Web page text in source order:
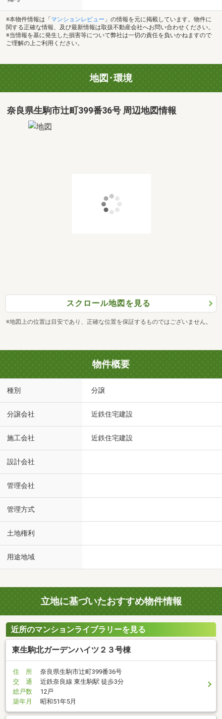
※本物件情報は「 マンションレビュー 」の情報を元に掲載しています。物件に
関する正確な情報、及び最新情報は取扱不動産会社へお問い合わせください。
※当情報を基に発生した損害等について弊社は一切の責任を負いかねますので
ご理解の上ご利用ください。
地図･環境
奈良県生駒市辻町399番36号 周辺地図情報
スクロール地図を見る
※地図上の位置は目安であり、正確な位置を保証するものではございません。
物件概要
種別 分譲
分譲会社 近鉄住宅建設
施工会社 近鉄住宅建設
設計会社
管理会社
管理方式
土地権利
用途地域
立地に基づいたおすすめ物件情報
近所のマンションライブラリーを見る
東生駒北ガーデンハイツ２３号棟
住 所
奈良県生駒市辻町399番36号
交 通
近鉄奈良線 東生駒駅 徒歩3分
総戸数
12戸
築年月
昭和51年5月